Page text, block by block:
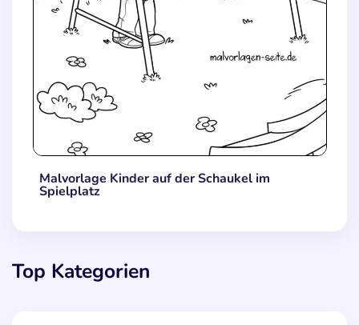
Malvorlage Kinder auf der Schaukel im
Spielplatz
Top Kategorien